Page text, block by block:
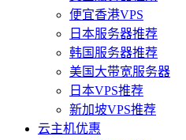
便宜香港VPS
日本服务器推荐
韩国服务器推荐
美国大带宽服务器
日本VPS推荐
新加坡VPS推荐
云主机优惠